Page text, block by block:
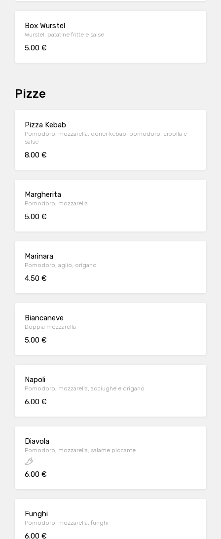
Box Wurstel
Wurstel, patatine fritte e salse
5.00 €
Pizze
Pizza Kebab
Pomodoro, mozzarella, doner kebab, pomodoro, cipolla e
salse
8.00 €
Margherita
Pomodoro, mozzarella
5.00 €
Marinara
Pomodoro, aglio, origano
4.50 €
Biancaneve
Doppia mozzarella
5.00 €
Napoli
Pomodoro, mozzarella, acciughe e origano
6.00 €
Diavola
Pomodoro, mozzarella, salame piccante
6.00 €
Funghi
Pomodoro, mozzarella, funghi
6.00 €